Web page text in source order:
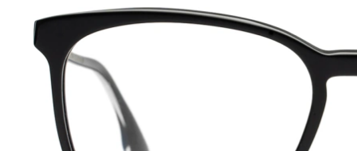
Linsbredd